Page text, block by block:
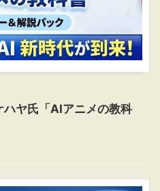
ヤ氏「AIアニメの教科